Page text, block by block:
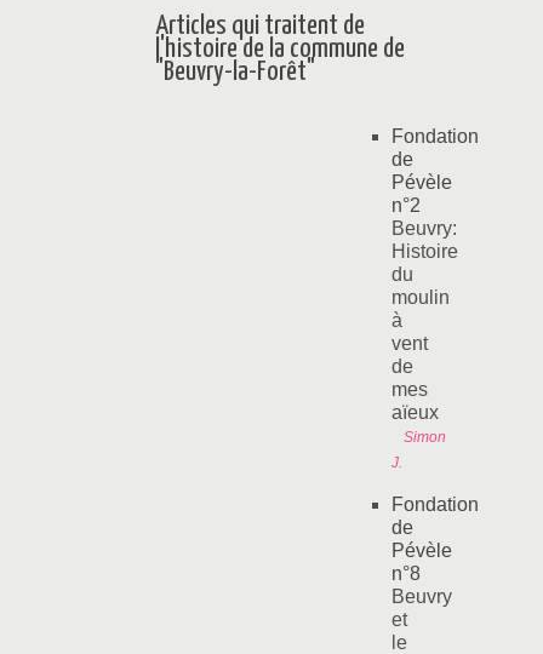
Articles qui traitent de
l'histoire de la commune de
"Beuvry-la-Forêt"
Fondation
de
Pévèle
n°2
Beuvry:
Histoire
du
moulin
à
vent
de
mes
aïeux
Simon
J.
Fondation
de
Pévèle
n°8
Beuvry
et
le